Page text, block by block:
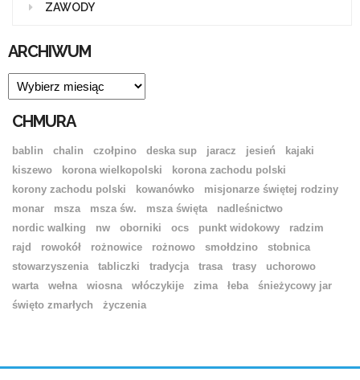
ZAWODY
ARCHIWUM
ARCHIWUM
CHMURA
bablin chalin czołpino deska sup jaracz jesień
kajaki
kiszewo
korona wielkopolski
korona zachodu polski
korony zachodu polski
kowanówko
misjonarze świętej rodziny
monar
msza msza św. msza święta
nadleśnictwo
nordic walking
nw oborniki ocs punkt widokowy
radzim
rajd
rowokół rożnowice rożnowo smołdzino
stobnica
stowarzyszenia
tabliczki tradycja trasa trasy
uchorowo
warta
wełna wiosna włóczykije zima łeba
śnieżycowy jar
święto zmarłych
życzenia